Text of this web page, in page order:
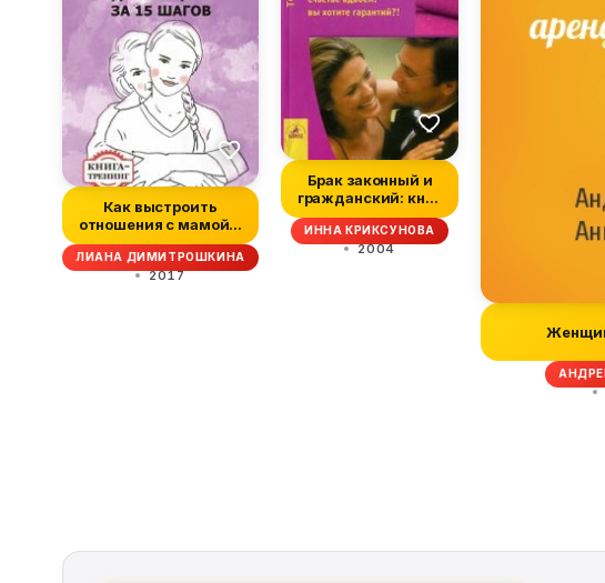
Как выстроить
отношения с мамой и
установить с ней...
ЛИАНА ДИМИТРОШКИНА
2017
Брак законный и
гражданский: кнут
и пряник семейно...
ИННА КРИКСУНОВА
2004